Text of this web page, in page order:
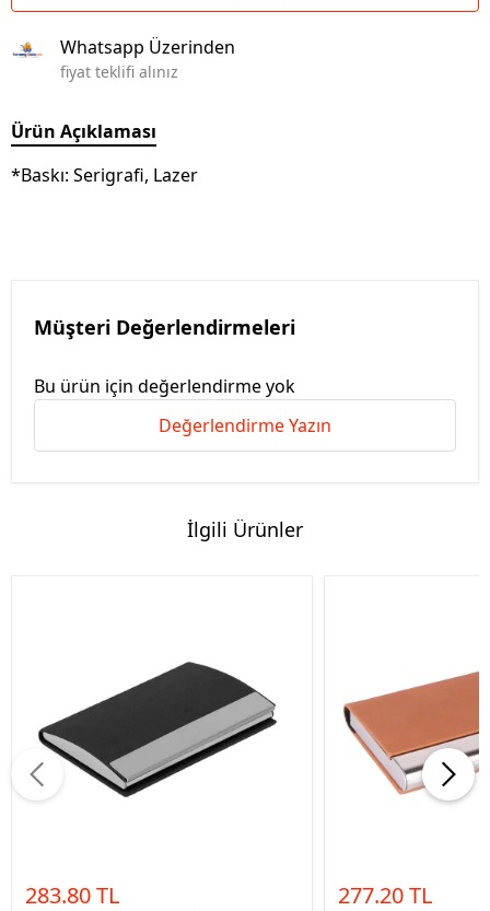
Whatsapp Üzerinden
fiyat teklifi alınız
Ürün Açıklaması
*Baskı: Serigrafi, Lazer
Müşteri Değerlendirmeleri
Bu ürün için değerlendirme yok
Değerlendirme Yazın
İlgili Ürünler
283.80 TL 277.20 TL